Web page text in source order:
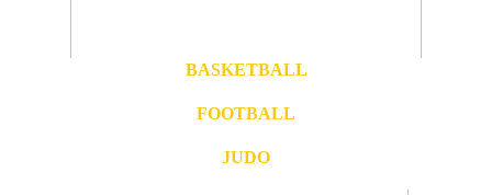
BASKETBALL
FOOTBALL
JUDO